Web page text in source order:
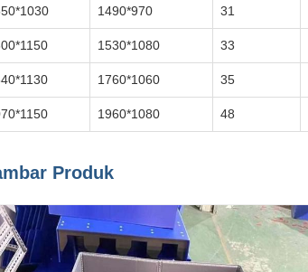
1490*970 31
1530*1080 33
1760*1060 35
1960*1080 48
Produk